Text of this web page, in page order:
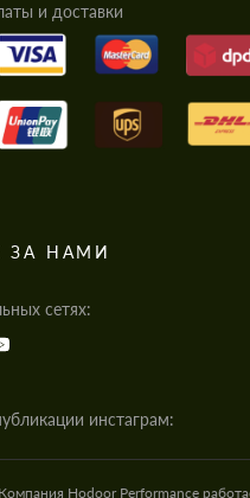
и доставки
ЗА НАМИ
сетях:
инстаграм:
Компания Hodoor Performance